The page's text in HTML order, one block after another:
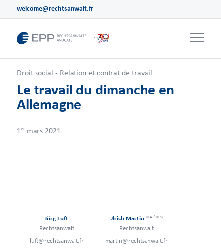
welcome@rechtsanwalt.fr
Droit social - Relation et contrat de travail
Le travail du dimanche en
Allemagne
1 ermars 2021
Jörg Luft
Rechtsanwalt
luft@rechtsanwalt.fr
Ulrich Martin DEA / DESE
Rechtsanwalt
martin@rechtsanwalt.fr